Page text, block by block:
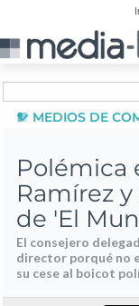
MEDIOS DE
Polémica
Ramírez
de 'El
El consejero
director porqué no
su cese al boicot